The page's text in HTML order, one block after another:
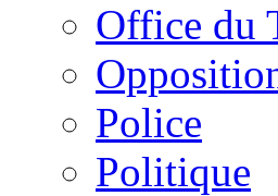
Office du
Police
Politique